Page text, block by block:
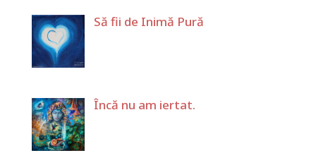
Să fii de Inimă Pură
Încă nu am iertat.